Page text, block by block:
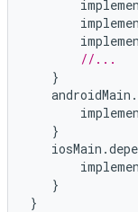
//...
}
androidMain .
}
iosMain .
}
}